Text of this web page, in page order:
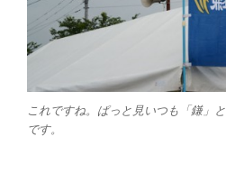
これですね。ぱっと見いつも「鎌」
です。